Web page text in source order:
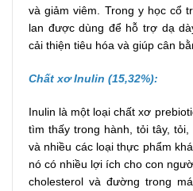
và giảm viêm. Trong y học cổ
lan được dùng để hỗ trợ dạ
cải thiện tiêu hóa và giúp cân
Chất xơ Inulin (15,32%):
Inulin là một loại chất xơ
tìm thấy trong hành, tỏi tây, tỏi,
và nhiều các loại thực phẩm
nó có nhiều lợi ích cho con
cholesterol và đường trong